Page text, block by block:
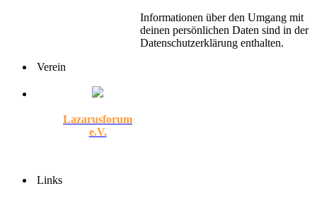
Informationen über den Umgang mit
deinen persönlichen Daten sind in der
Datenschutzerklärung enthalten.
Verein
Lazarusforum
e.V.
Links